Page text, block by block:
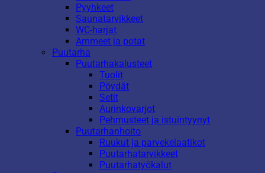
Pyyhkeet
Saunatarvikkeet
WC-harjat
Ammeet ja potat
Puutarha
Puutarhakalusteet
Tuolit
Pöydät
Setit
Aurinkovarjot
Pehmusteet ja istuintyynyt
Puutarhanhoito
Ruukut ja parvekelaatikot
Puutarhatarvikkeet
Puutarhatyökalut